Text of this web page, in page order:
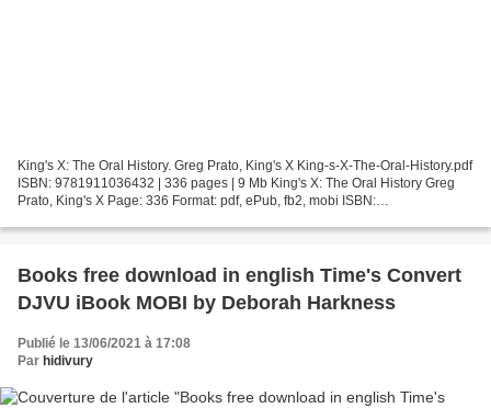
King's X: The Oral History. Greg Prato, King's X King-s-X-The-Oral-History.pdf
ISBN: 9781911036432 | 336 pages | 9 Mb King's X: The Oral History Greg
Prato, King's X Page: 336 Format: pdf, ePub, fb2, mobi ISBN:
Books free download in english Time's Convert
DJVU iBook MOBI by Deborah Harkness
Publié le 13/06/2021 à 17:08
Par hidivury